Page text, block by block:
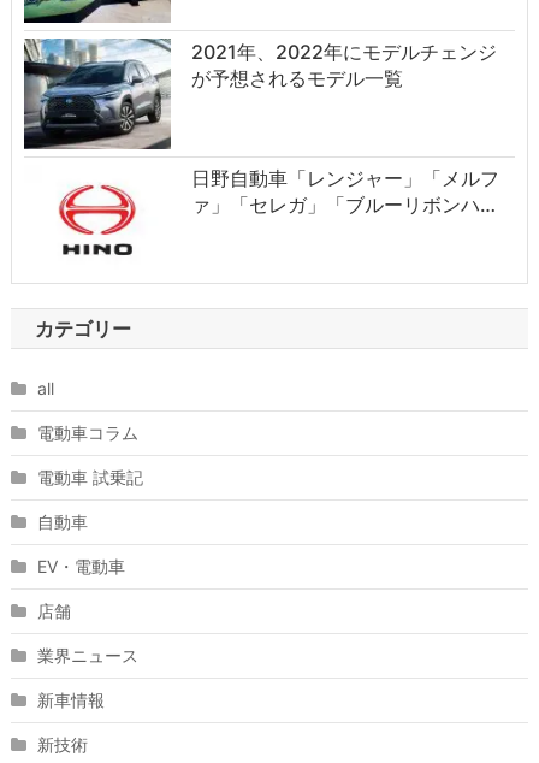
2021年、2022年にモデルチェンジ
が予想されるモデル一覧
日野自動車「レンジャー」「メルフ
ァ」「セレガ」「ブルーリボンハ…
カテゴリー
all
電動車コラム
電動車 試乗記
自動車
EV・電動車
店舗
業界ニュース
新車情報
新技術